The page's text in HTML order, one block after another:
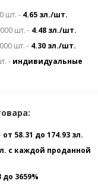
шт. - 4.65 зл./шт.
шт. - 4.48 зл./шт.
шт. - 4.30 зл./шт.
- индивидуальные
от 58.31 до 174.93 зл.
с каждой проданной
до 3659%